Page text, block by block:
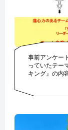
事前アンケー
っていたテー
キング』の内